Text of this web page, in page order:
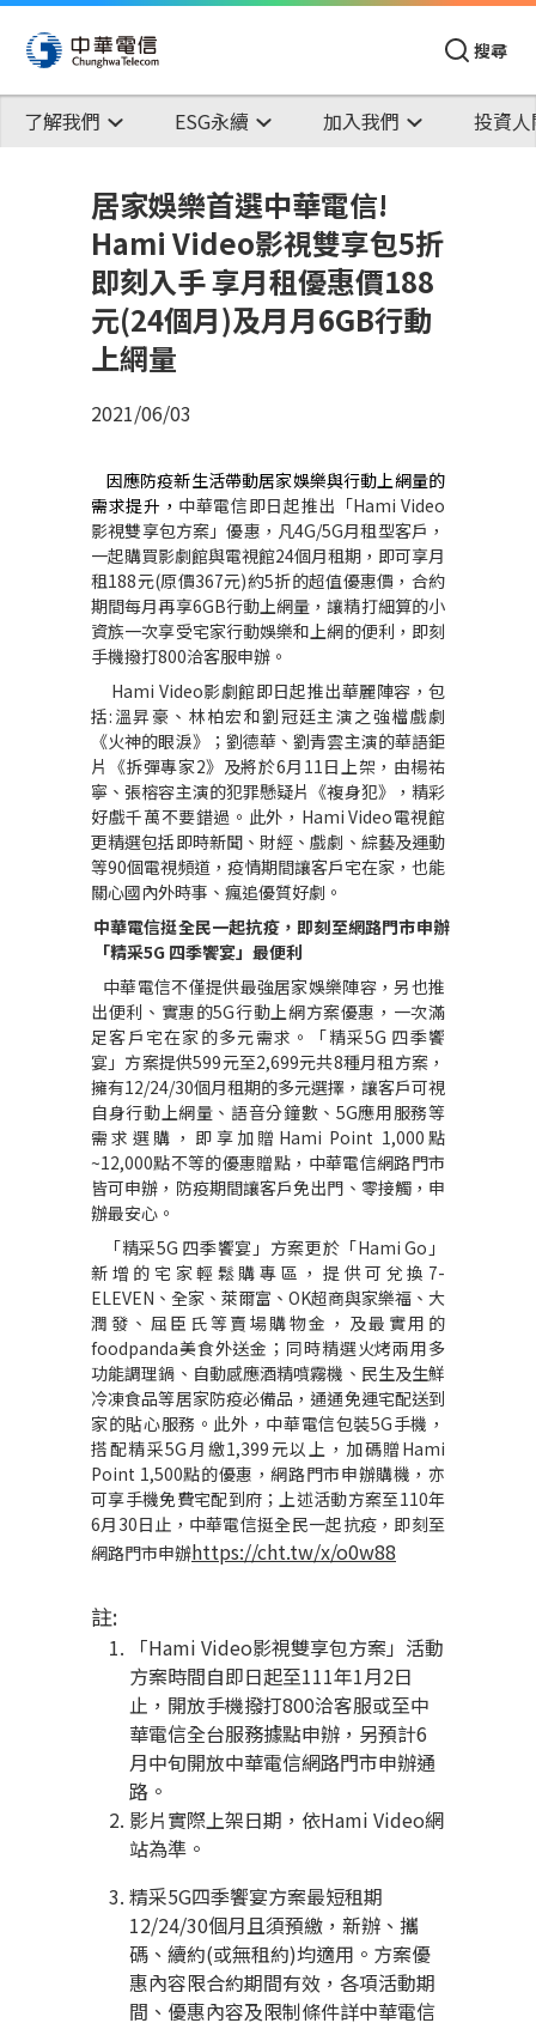
搜尋
了解我們 ESG永續 加入我們 投資
居家娛樂首選中華電信!
Hami Video影視雙享包5折
即刻入手 享月租優惠價188
元(24個月)及月月6GB行動
上網量
2021/06/03
因應防疫新生活帶動居家娛樂與行動上網量的
需求提升， 中華電信即日起推出「Hami Video
影視雙享包方案」優惠，凡4G/5G月租型客戶，
一起購買影劇館與電視館24個月租期，即可享月
租188元(原價367元)約5折的超值優惠價，合約
期間每月再享6GB行動上網量，讓精打細算的小
資族一次享受宅家行動娛樂和上網的便利，即刻
手機撥打800洽客服申辦。
Hami Video影劇館即日起推出華麗陣容，包
括: 溫昇豪、林柏宏和劉冠廷主演之強檔戲劇
《火神的眼淚》；劉德華、劉青雲主演的華語鉅
片《拆彈專家2》及將於6月 11日上架，由楊祐
寧、張榕容主演的犯罪懸疑片《複身犯》，精彩
好戲千萬不要錯過。此外， Hami Video電視館
更精選包括即時新聞、財經、戲劇、綜藝及運動
等90個電視頻道，疫情期間讓客戶宅在家，也能
關心國內外時事、瘋追優質好劇。
中華電信挺全民一起抗疫，即刻至網路門市申辦
「精采5G 四季饗宴」最便利
中華電信不僅提供最強居家娛樂陣容，另也推
出便利、實惠的5G行動上網方案優惠，一次滿
足客戶宅在家的多元需求。「精采5G 四季饗
宴」方案提供599元至2,699元共8種月租方案，
擁有12/24/30個月租期的多元選擇，讓客戶可視
自身行動上網量、語音分鐘數、 5G應用服務等
需求選購，即享加贈 Hami Point 1,000 點
~12,000點不等的優惠贈點，中華電信網路門市
皆可申辦，防疫期間讓客戶免出門、零接觸，申
辦最安心。
「精采5G 四季饗宴」方案更於「Hami Go 」
新增的宅家輕鬆購專區，提供可兌換 7-
ELEVEN 、全家、萊爾富、 OK超商與家樂福、大
潤發、屈臣氏等賣場購物金，及最實用的
foodpanda美食外送金；同時精選火烤兩用多
功能調理鍋、自動感應酒精噴霧機、民生及生鮮
冷凍食品等居家防疫必備品，通通免運宅配送到
家的貼心服務。此外，中華電信包裝5G手機，
搭配精采5G 月繳1,399元以上，加碼贈 Hami
Point 1,500點的優惠，網路門市申辦購機，亦
可享手機免費宅配到府；上述活動方案至110年
6月 30日止，中華電信挺全民一起抗疫，即刻至
網路門市申辦https://cht.tw/x/o0w88
註:
「Hami Video影視雙享包方案」活動
方案時間自即日起至111年1月2日
止，開放手機撥打800洽客服或至中
華電信全台服務據點申辦，另預計6
月中旬開放中華電信網路門市申辦通
路。
影片實際上架日期，依Hami Video網
站為準。
精采5G四季饗宴方案最短租期
12/24/30個月且須預繳，新辦、攜
碼、續約(或無租約)均適用。方案優
惠內容限合約期間有效，各項活動期
間、優惠內容及限制條件詳中華電信